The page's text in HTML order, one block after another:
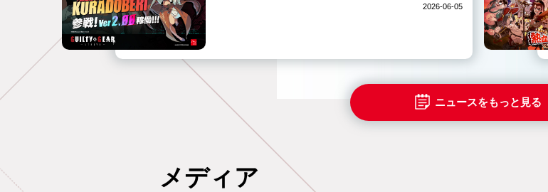
2026-06-05
ニュースをもっと見る
メディア